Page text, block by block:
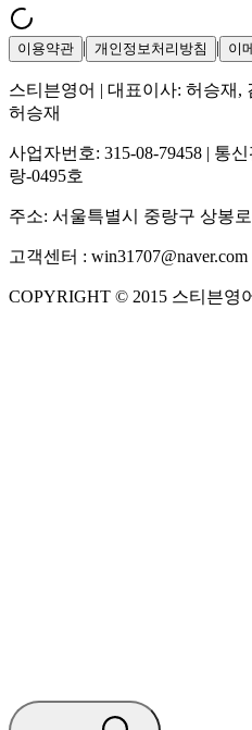
이용약관 | 개인정보처리방침 | 이
스티븐영어 | 대표이사: 허승재,
허승재
사업자번호: 315-08-79458 | 통
랑-0495호
주소: 서울특별시 중랑구 상봉
고객센터 : win31707@naver.com
COPYRIGHT © 2015 스티븐영